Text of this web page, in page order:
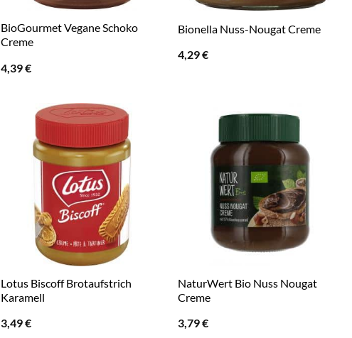
BioGourmet Vegane Schoko
Creme
4,39€
Bionella Nuss-Nougat Creme
4,29€
Lotus Biscoff Brotaufstrich
Karamell
3,49€
NaturWert Bio Nuss Nougat
Creme
3,79€